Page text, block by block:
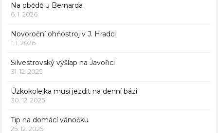
Na obědě u Bernarda
6. 1. 2026
Novoroční ohňostroj v J. Hradci
1. 1. 2026
Silvestrovský výšlap na Javořici
31. 12. 2025
Úzkokolejka musí jezdit na denní bázi
30. 12. 2025
Tip na domácí vánočku
25. 12. 2025